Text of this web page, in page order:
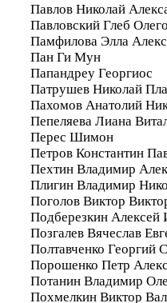
Павлов Николай
Павловский Глеб
Памфилова Элла
Пан Ги Мун
Папандреу Георгиос
Патрушев Николай
Пахомов Анатолий
Пепеляева Лиана
Перес Шимон
Петров Константин
Пехтин Владимир
Плигин Владимир
Поголов Виктор
Подберезкин Алексей
Позгалев Вячеслав
Полтавченко Георгий
Порошенко Петр
Потанин Владимир
Похмелкин Виктор